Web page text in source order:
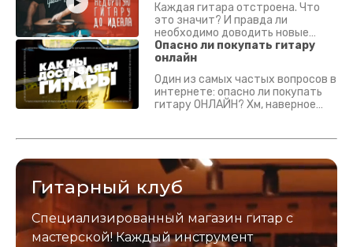
Каждая гитара отстроена. Что
это значит? И правда ли
необходимо доводить новые
гитары? Если кратко - да.
Подробно - в видео :)
Опасно ли покупать гитару
онлайн
Один из самых частых вопросов в
интернете: опасно ли покупать
гитару ОНЛАЙН? Хм, наверное
застрахован. Случись что -
Гитарный клуб
Специализированный магазин гитар с
мастерской! Каждый инструмент